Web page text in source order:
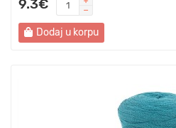
9.3€
Dodaj u korpu